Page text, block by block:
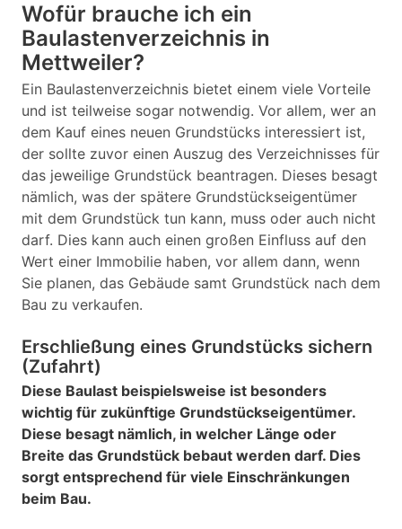
Wofür brauche ich ein
Baulastenverzeichnis in
Mettweiler?
Ein Baulastenverzeichnis bietet einem viele Vorteile
und ist teilweise sogar notwendig. Vor allem, wer an
dem Kauf eines neuen Grundstücks interessiert ist,
der sollte zuvor einen Auszug des Verzeichnisses für
das jeweilige Grundstück beantragen. Dieses besagt
nämlich, was der spätere Grundstückseigentümer
mit dem Grundstück tun kann, muss oder auch nicht
darf. Dies kann auch einen großen Einfluss auf den
Wert einer Immobilie haben, vor allem dann, wenn
Sie planen, das Gebäude samt Grundstück nach dem
Bau zu verkaufen.
Erschließung eines Grundstücks sichern
(Zufahrt)
Diese Baulast beispielsweise ist besonders
wichtig für zukünftige Grundstückseigentümer.
Diese besagt nämlich, in welcher Länge oder
Breite das Grundstück bebaut werden darf. Dies
sorgt entsprechend für viele Einschränkungen
beim Bau.